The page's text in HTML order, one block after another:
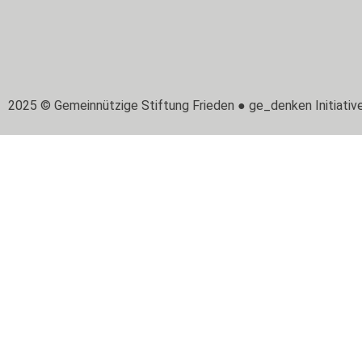
2025 © Gemeinnützige Stiftung Frieden ● ge_denken